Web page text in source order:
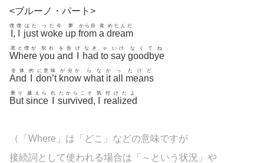
<ブルーノ・パート>
僕
,
僕
just
はた
woke
った今
up
夢
from
から目
a
覚
dream
めたんだ
Where
君と僕が
you
別れ
and
を告 げ
had
なき
to
ゃ
say
いけ
goodbye
なくてね
And
全体 的
don’t
に意味
know
が分か
what
らな
it
か
all
っ
means
たけど
But
乗り
since
越えら れ
survived
たからこそ
,
気
realized
付けたよ
（「Where」は「どこ」などの意味ですが
接続詞として使われる場合は「～という状況」や